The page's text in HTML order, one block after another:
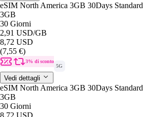
eSIM North America 3GB 30Days Standard
3GB
30 Giorni
2,91 USD/GB
8,72 USD
(7,55 €)
3% di sconto
5G
Vedi dettagli
eSIM North America 3GB 30Days Standard
3GB
30 Giorni
8,72 USD